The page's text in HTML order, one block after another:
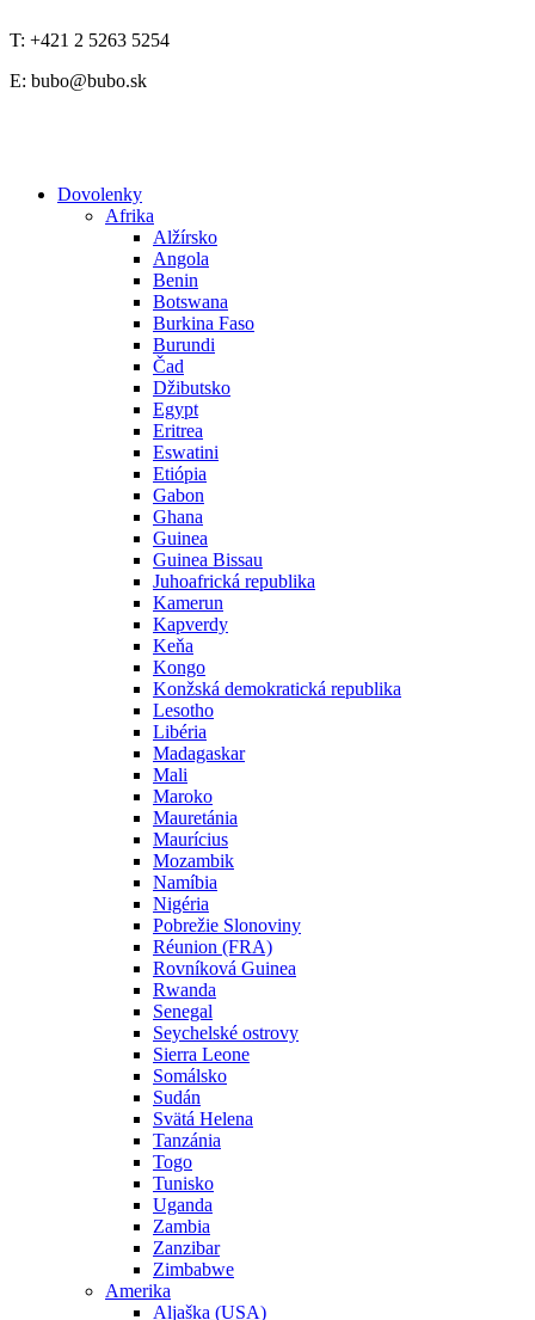
T: +421 2 5263 5254
E: bubo@bubo.sk
Dovolenky
Afrika
Alžírsko
Angola
Benin
Botswana
Burkina Faso
Burundi
Čad
Džibutsko
Egypt
Eritrea
Eswatini
Etiópia
Gabon
Ghana
Guinea
Guinea Bissau
Juhoafrická republika
Kamerun
Kapverdy
Keňa
Kongo
Konžská demokratická republika
Lesotho
Libéria
Madagaskar
Mali
Maroko
Mauretánia
Maurícius
Mozambik
Namíbia
Nigéria
Pobrežie Slonoviny
Réunion (FRA)
Rovníková Guinea
Rwanda
Senegal
Seychelské ostrovy
Sierra Leone
Somálsko
Sudán
Svätá Helena
Tanzánia
Togo
Tunisko
Uganda
Zambia
Zanzibar
Zimbabwe
Amerika
Aljaška (USA)